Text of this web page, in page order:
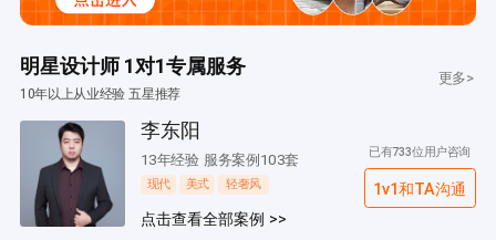
明星设计师 1对1专属服务
10年以上从业经验 五星推荐
更多>
李东阳
13年经验 服务案例103套
现代 美式 轻奢风
点击查看全部案例 >>
已有733位用户咨询
1v1和TA沟通